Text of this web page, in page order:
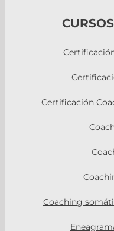
Certificación
Coaching